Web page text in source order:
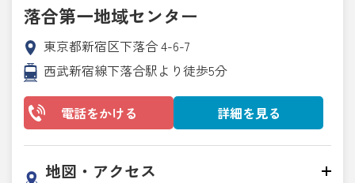
落合第一地域センター
東京都新宿区下落合 4-6-7
西武新宿線下落合駅より徒歩5分
電話をかける 詳細を見る
地図・アクセス